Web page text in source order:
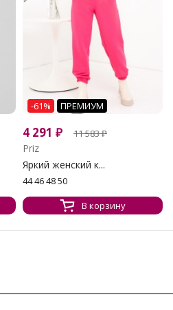
-61% ПРЕМИУМ
4 291 ₽ 11 583₽
Priz
Яркий женский к...
44 46 48 50
В корзину